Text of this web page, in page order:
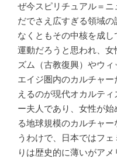
ぜ今スピリチュアル＝
だでさえ広すぎる領域
なくともその中核を成
運動だろうと思われ、
ズム（古教復興）やウ
エイジ圏内のカルチャ
えるのが現代オカルテ
ー夫人であり、女性が
る地球規模のカルチャ
うわけで、日本ではフ
りは歴史的に薄いがア